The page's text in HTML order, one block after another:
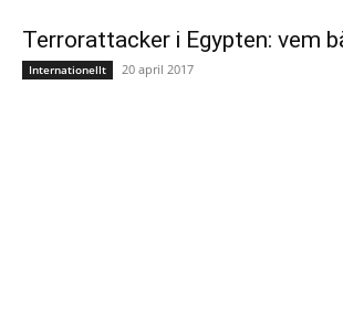
Terrorattacker i Egypten: vem
Internationellt 20 april 2017